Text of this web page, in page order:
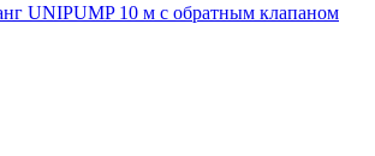
UNIPUMP 10 м с обратным клапаном